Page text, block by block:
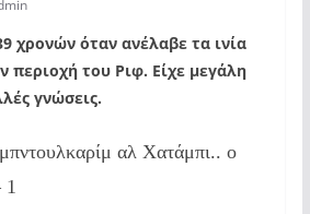
χρονών όταν ανέλαβε τα ινία
περιοχή του Ριφ. Είχε μεγάλη
γνώσεις.
αλ Χατάμπι.. ο
1